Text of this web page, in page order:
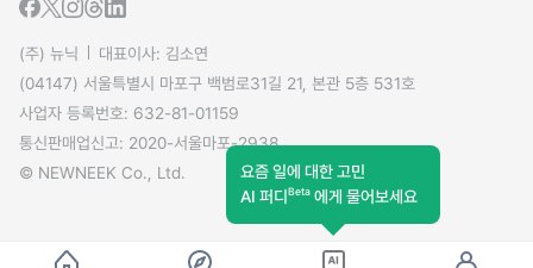
(주) 뉴닉
대표이사: 김소연
(04147) 서울특별시 마포구 백범로31길 21, 본관 5층 531호
사업자 등록번호: 632-81-01159
통신판매업신고: 2020-서울마포-2938
© NEWNEEK Co., Ltd.
요즘 일에 대한 고민
AI 퍼디Beta 에게 물어보세요